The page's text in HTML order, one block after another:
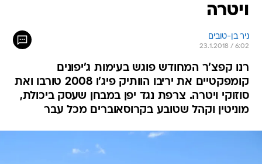
ויטרה
ניר בן-טובים
23.1.2018 / 6:02
רנו קפצ'ר המחודש פוגש בעימות ג'יפונים
קומפקטיים את יריבו הוותיק פיג'ו 2008 טורבו ואת
סוזוקי ויטרה. צרפת נגד יפן במבחן שעסק ביכולת,
מוניטין וקהל שטובע בקרוסאוברים מכל עבר